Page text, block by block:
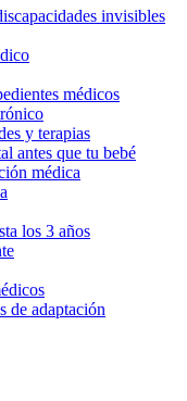
invisibles
médicos
y terapias
antes que tu bebé
médica
los 3 años
de adaptación